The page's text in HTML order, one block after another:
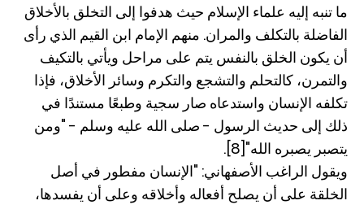
ما تنبه إليه علماء الإسلام حيث هدفوا إلى التخلق بالأخلاق
الفاضلة بالتكلف والمران. منهم الإمام ابن القيم الذي رأى
أن يكون الخلق بالنفس يتم على مراحل ويأتي بالتكيف
والتمرن، كالتحلم والتشجع والتكرم وسائر الأخلاق، فإذا
تكلفه الإنسان واستدعاه صار سجية وطبعًا مستندًا في
ذلك إلى حديث الرسول - صلى الله عليه وسلم - "ومن
يتصبر يصبره الله"[8].
ويقول الراغب الأصفهاني: "الإنسان مفطور في أصل
الخلقة على أن يصلح أفعاله وأخلاقه وعلى أن يفسدها،